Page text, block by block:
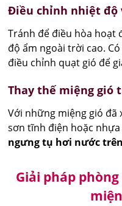
Điều chỉnh nhiệt độ
Tránh để điều hòa hoạt
độ ẩm ngoài trời cao.
điều chỉnh quạt gió để
Thay thế miệng gió
Với những miệng gió đã
sơn tĩnh điện hoặc
ngưng tụ hơi nước
Giải pháp